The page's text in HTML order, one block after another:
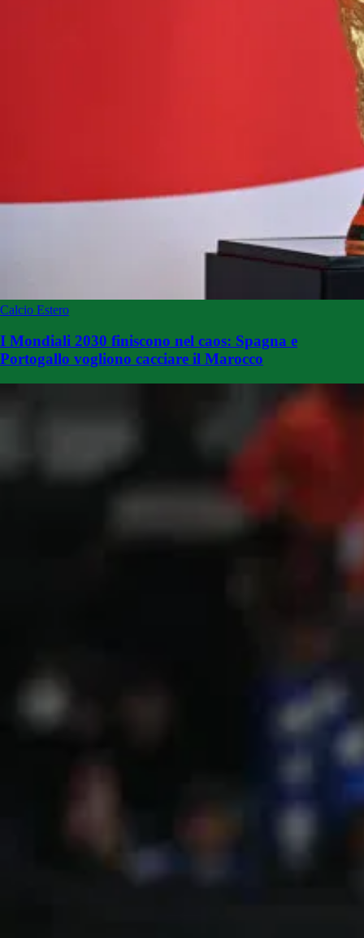
Calcio Estero
I Mondiali 2030 finiscono nel caos: Spagna e
Portogallo vogliono cacciare il Marocco